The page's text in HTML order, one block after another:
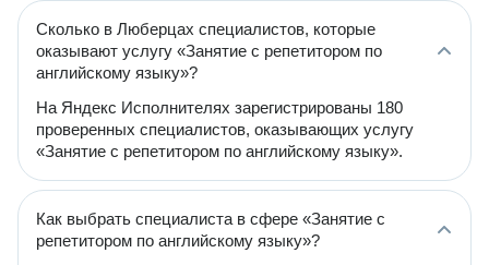
Сколько в Люберцах специалистов, которые
оказывают услугу «Занятие с репетитором по
английскому языку»?
На Яндекс Исполнителях зарегистрированы 180
проверенных специалистов, оказывающих услугу
«Занятие с репетитором по английскому языку».
Как выбрать специалиста в сфере «Занятие с
репетитором по английскому языку»?